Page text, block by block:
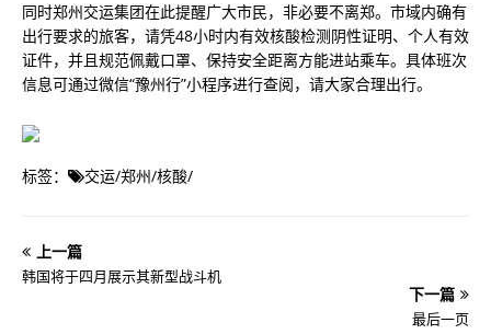
同时郑州交运集团在此提醒广大市民，非必要不离郑。市域内确有
出行要求的旅客，请凭48小时内有效核酸检测阴性证明、个人有效
证件，并且规范佩戴口罩、保持安全距离方能进站乘车。具体班次
信息可通过微信“豫州行”小程序进行查阅，请大家合理出行。
标签： 交运/郑州/核酸/
上一篇
韩国将于四月展示其新型战斗机
下一篇
最后一页